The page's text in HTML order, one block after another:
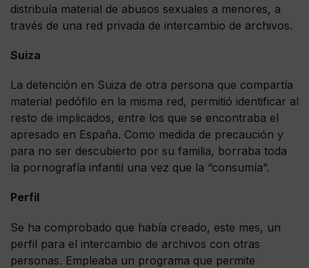
distribuía material de abusos sexuales a menores, a
través de una red privada de intercambio de archivos.
Suiza
La detención en Suiza de otra persona que compartía
material pedófilo en la misma red, permitió identificar al
resto de implicados, entre los que se encontraba el
apresado en España. Como medida de precaución y
para no ser descubierto por su familia, borraba toda
la pornografía infantil una vez que la “consumía”.
Perfil
Se ha comprobado que había creado, este mes, un
perfil para el intercambio de archivos con otras
personas. Empleaba un programa que permite